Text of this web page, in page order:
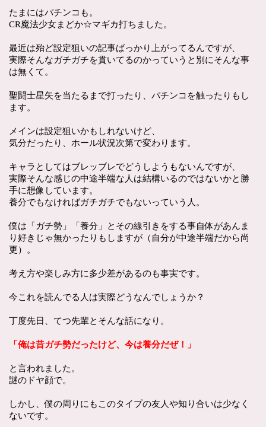
たまにはパチンコも。
CR魔法少女まどか☆マギカ打ちました。
最近は殆ど設定狙いの記事ばっかり上がってるんですが、
実際そんなガチガチを貫いてるのかっていうと別にそんな事
は無くて。
聖闘士星矢を当たるまで打ったり、パチンコを触ったりもし
ます。
メインは設定狙いかもしれないけど、
気分だったり、ホール状況次第で変わります。
キャラとしてはブレッブレでどうしようもないんですが、
実際そんな感じの中途半端な人は結構いるのではないかと勝
手に想像しています。
養分でもなければガチガチでもないっていう人。
僕は「ガチ勢」「養分」とその線引きをする事自体があんま
り好きじゃ無かったりもしますが（自分が中途半端だから尚
更）。
考え方や楽しみ方に多少差があるのも事実です。
今これを読んでる人は実際どうなんでしょうか？
丁度先日、てつ先輩とそんな話になり。
「俺は昔ガチ勢だったけど、今は養分だぜ！」
と言われました。
謎のドヤ顔で。
しかし、僕の周りにもこのタイプの友人や知り合いは少なく
ないです。